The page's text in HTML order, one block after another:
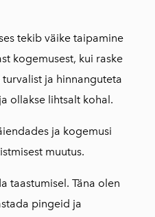
tekib väike taipamine
kogemusest, kui raske
ja hinnanguteta
ollakse lihtsalt kohal.
ja kogemusi
muutus.
taastumisel. Täna olen
pingeid ja